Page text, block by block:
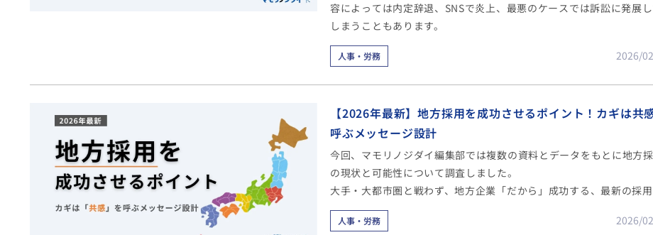
容によっては内定辞退、SNSで炎上、最悪のケースでは訴訟に発展
しまうこともあります。
人事・労務 2026/
【2026年最新】地方採用を成功させるポイント！カギは共
呼ぶメッセージ設計
今回、マモリノジダイ編集部では複数の資料とデータをもとに地方
の現状と可能性について調査しました。
大手・大都市圏と戦わず、地方企業「だから」成功する、最新の採
ウハウとメッセージ設計のヒントを紹介します。
人事・労務 2026/